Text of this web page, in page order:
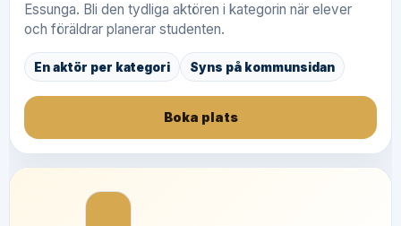
Essunga. Bli den tydliga aktören i kategorin när elever
och föräldrar planerar studenten.
En aktör per kategori Syns på kommunsidan
Boka plats